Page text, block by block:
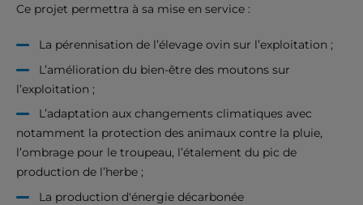
Ce projet permettra à sa mise en service :
La pérennisation de l’élevage ovin sur l’exploitation ;
L’amélioration du bien-être des moutons sur
l’exploitation ;
L’adaptation aux changements climatiques avec
notamment la protection des animaux contre la pluie,
l’ombrage pour le troupeau, l’étalement du pic de
production de l’herbe ;
La production d'énergie décarbonée